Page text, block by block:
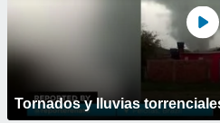
Tornados y lluvias